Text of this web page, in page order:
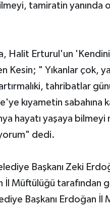
tamiratin yanında
Halit Erturul'un
Kesin; " Yıkanlar çok,
tahribatlar
kıyametin
hayatı yaşaya
dedi.
Başkanı Zeki
İl Müftülüğü tarafından
Başkanı Erdoğan İl